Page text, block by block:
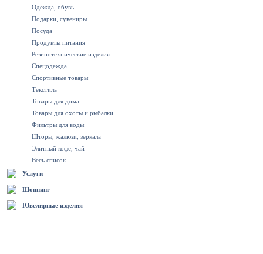
Одежда, обувь
Подарки, сувениры
Посуда
Продукты питания
Резинотехнические изделия
Спецодежда
Спортивные товары
Текстиль
Товары для дома
Товары для охоты и рыбалки
Фильтры для воды
Шторы, жалюзи, зеркала
Элитный кофе, чай
Весь список
Услуги
Шоппинг
Ювелирные изделия